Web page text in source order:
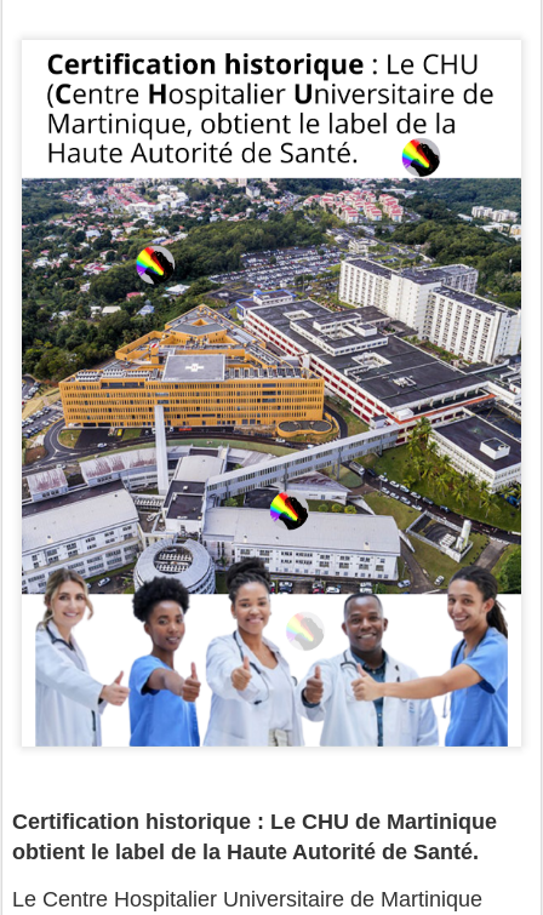
Certification historique : Le CHU de Martinique
obtient le label de la Haute Autorité de Santé.
Le Centre Hospitalier Universitaire de Martinique